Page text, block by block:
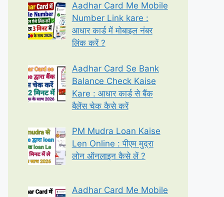
Aadhar Card Me Mobile
Number Link kare :
आधार कार्ड में मोबाइल नंबर
लिंक करें ?
Aadhar Card Se Bank
Balance Check Kaise
Kare : आधार कार्ड से बैंक
बैलेंस चेक कैसे करें
PM Mudra Loan Kaise
Len Online : पीएम मुद्रा
लोन ऑनलाइन कैसे लें ?
Aadhar Card Me Mobile